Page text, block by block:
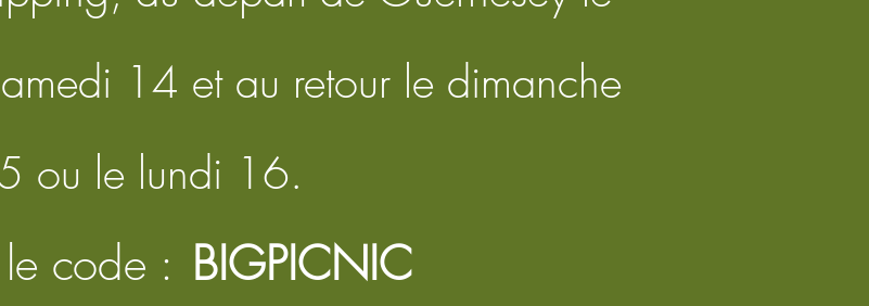
14 et au retour le dimanche
ou le lundi 16.
code : BIGPICNIC